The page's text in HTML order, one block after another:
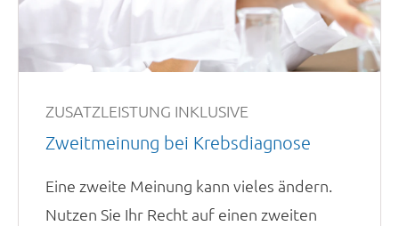
ZUSATZLEISTUNG INKLUSIVE
Zweitmeinung bei Krebsdiagnose
Eine zweite Meinung kann vieles ändern.
Nutzen Sie Ihr Recht auf einen zweiten